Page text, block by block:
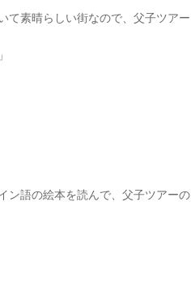
て素晴らしい街なので、父子ツアー
ン語の絵本を読んで、父子ツアーの